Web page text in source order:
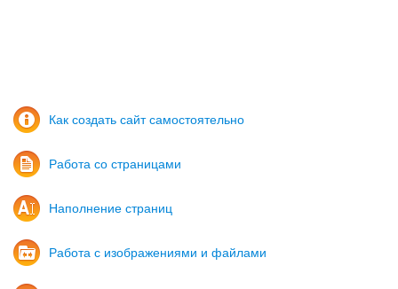
Как создать сайт самостоятельно
Работа со страницами
Наполнение страниц
Работа с изображениями и файлами